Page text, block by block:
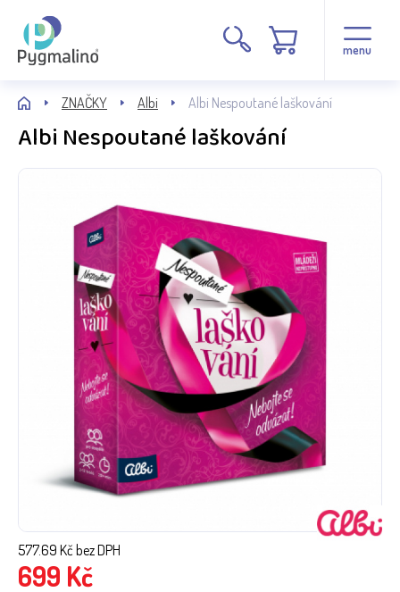
menu
ZNAČKY Albi Albi Nespoutané laškování
Albi Nespoutané laškování
577.69 Kč bez DPH
699 Kč